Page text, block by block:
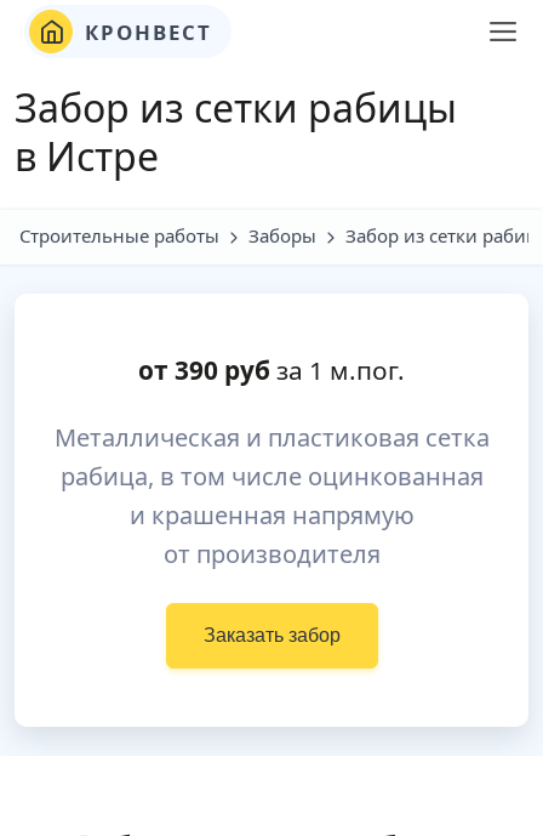
КРОНВЕСТ
Забор из сетки рабицы
в Истре
Строительные работы Заборы Забор из сетки
от 390 руб за 1 м.пог.
Металлическая и пластиковая сетка
рабица, в том числе оцинкованная
и крашенная напрямую
от производителя
Заказать забор